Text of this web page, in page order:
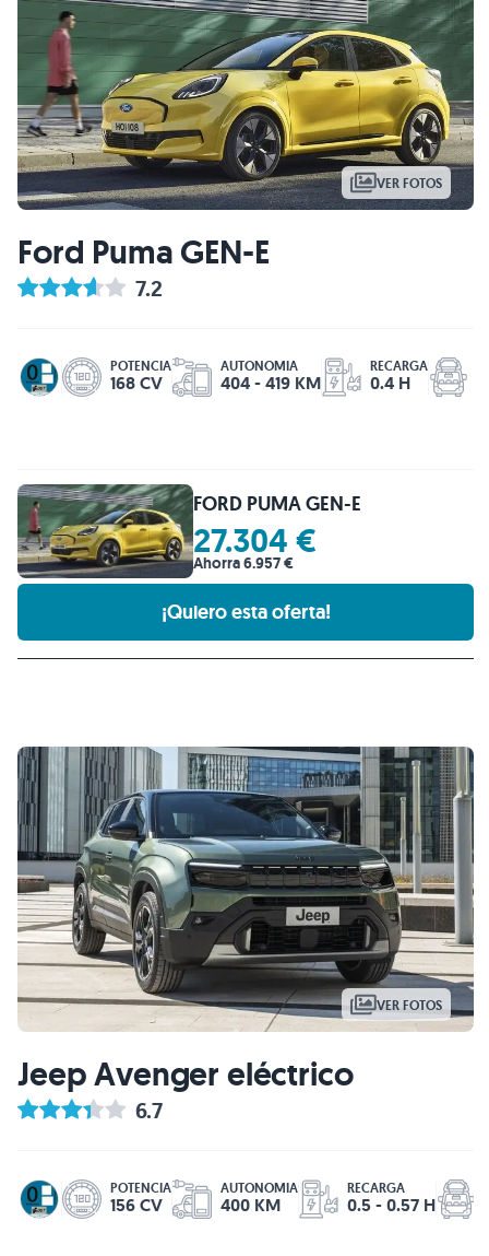
VER FOTOS
Ford Puma GEN-E
7.2
POTENCIA
168 CV
AUTONOMIA
404 - 419 KM
RECARGA
0.4 H
FORD PUMA GEN-E
27.304 €
Ahorra 6.957 €
¡Quiero esta oferta!
VER FOTOS
Jeep Avenger eléctrico
6.7
POTENCIA
156 CV
AUTONOMIA
400 KM
RECARGA
0.5 - 0.57 H